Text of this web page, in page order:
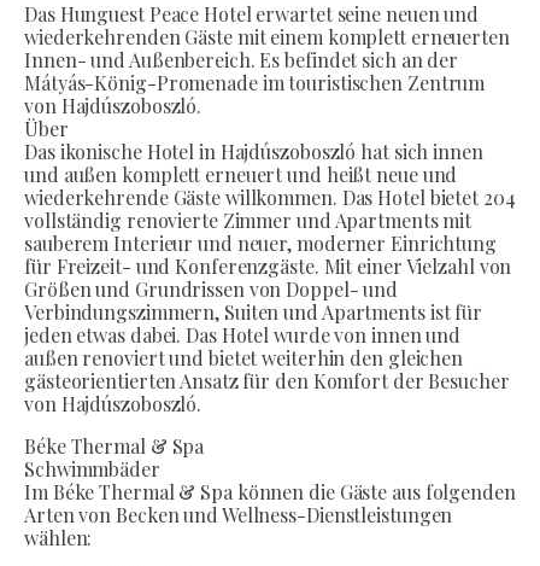
Das Hunguest Peace Hotel erwartet seine neuen und
wiederkehrenden Gäste mit einem komplett erneuerten
Innen- und Außenbereich. Es befindet sich an der
Mátyás-König-Promenade im touristischen Zentrum
von Hajdúszoboszló.
Über
Das ikonische Hotel in Hajdúszoboszló hat sich innen
und außen komplett erneuert und heißt neue und
wiederkehrende Gäste willkommen. Das Hotel bietet 204
vollständig renovierte Zimmer und Apartments mit
sauberem Interieur und neuer, moderner Einrichtung
für Freizeit- und Konferenzgäste. Mit einer Vielzahl von
Größen und Grundrissen von Doppel- und
Verbindungszimmern, Suiten und Apartments ist für
jeden etwas dabei. Das Hotel wurde von innen und
außen renoviert und bietet weiterhin den gleichen
gästeorientierten Ansatz für den Komfort der Besucher
von Hajdúszoboszló.
Béke Thermal & Spa
Schwimmbäder
Im Béke Thermal & Spa können die Gäste aus folgenden
Arten von Becken und Wellness-Dienstleistungen
wählen: